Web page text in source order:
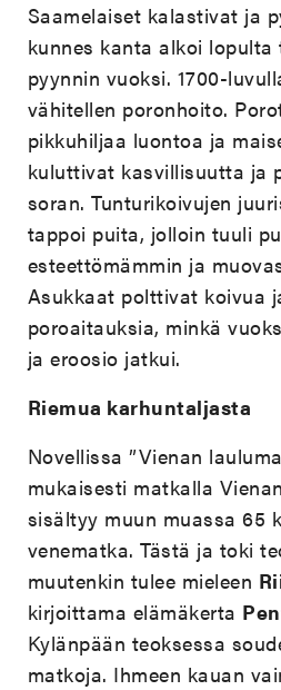
Saamelaiset kalastivat ja
kunnes kanta alkoi lopulta
pyynnin vuoksi. 1700-
vähitellen poronhoito.
pikkuhiljaa luontoa ja
kuluttivat kasvillisuutta ja
soran. Tunturikoivujen
tappoi puita, jolloin tuuli
esteettömämmin ja
Asukkaat polttivat koivua
poroaitauksia, minkä
ja eroosio jatkui.
Riemua karhuntaljasta
Novellissa ”Vienan
mukaisesti matkalla
sisältyy muun muassa 65
venematka. Tästä ja toki
muutenkin tulee mieleen
kirjoittama elämäkerta
Kylänpään teoksessa
matkoja. Ihmeen kauan